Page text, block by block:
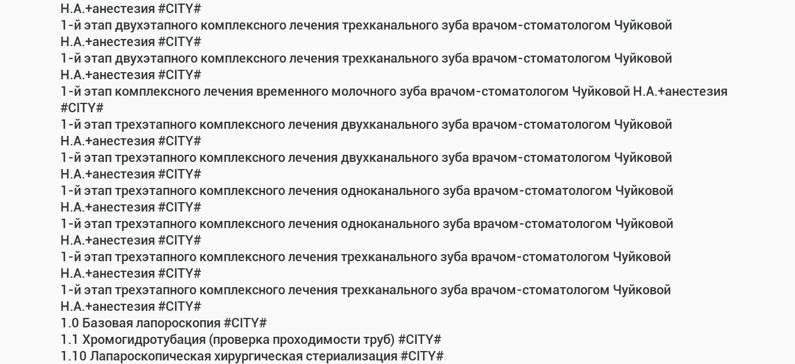
Н.А.+анестезия #CITY#
1-й этап двухэтапного комплексного лечения трехканального зуба врачом-стоматологом Чуйковой
Н.А.+анестезия #CITY#
1-й этап двухэтапного комплексного лечения трехканального зуба врачом-стоматологом Чуйковой
Н.А.+анестезия #CITY#
1-й этап комплексного лечения временного молочного зуба врачом-стоматологом Чуйковой Н.А.+анестезия
#CITY#
1-й этап трехэтапного комплексного лечения двухканального зуба врачом-стоматологом Чуйковой
Н.А.+анестезия #CITY#
1-й этап трехэтапного комплексного лечения двухканального зуба врачом-стоматологом Чуйковой
Н.А.+анестезия #CITY#
1-й этап трехэтапного комплексного лечения одноканального зуба врачом-стоматологом Чуйковой
Н.А.+анестезия #CITY#
1-й этап трехэтапного комплексного лечения одноканального зуба врачом-стоматологом Чуйковой
Н.А.+анестезия #CITY#
1-й этап трехэтапного комплексного лечения трехканального зуба врачом-стоматологом Чуйковой
Н.А.+анестезия #CITY#
1-й этап трехэтапного комплексного лечения трехканального зуба врачом-стоматологом Чуйковой
Н.А.+анестезия #CITY#
1.0 Базовая лапороскопия #CITY#
1.1 Хромогидротубация (проверка проходимости труб) #CITY#
1.10 Лапароскопическая хирургическая стериализация #CITY#